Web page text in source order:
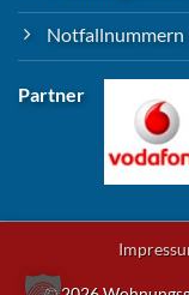
Notfallnummern
Partner